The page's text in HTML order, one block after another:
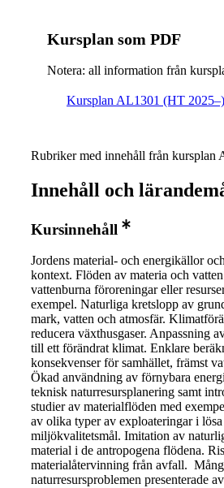
Kursplan som PDF
Notera: all information från
Kursplan AL1301 (HT 2025–)
Rubriker med innehåll från kursplan
Innehåll och
Kursinnehåll
Jordens material- och energikällor
kontext. Flöden av materia och
vattenburna föroreningar eller
exempel. Naturliga kretslopp av
mark, vatten och atmosfär.
reducera växthusgaser. Anpassning
till ett förändrat klimat. Enklare
konsekvenser för samhället, främst
Ökad användning av förnybara
teknisk naturresursplanering samt
studier av materialflöden med
av olika typer av exploateringar i
miljökvalitetsmål. Imitation av
material i de antropogena flödena.
materialåtervinning från avfall.
naturresursproblemen presenterade